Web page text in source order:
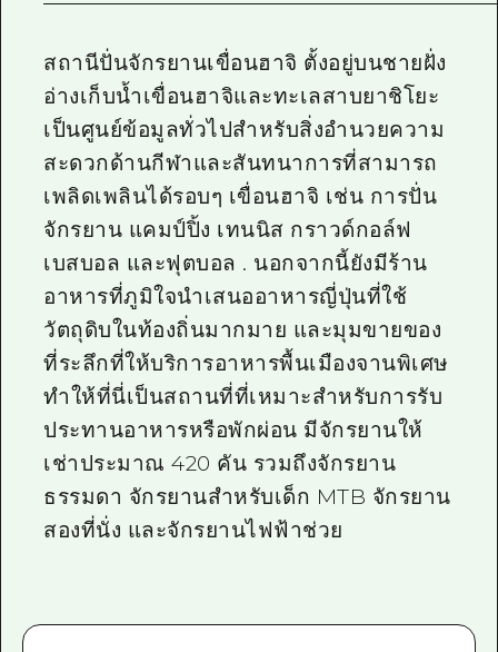
สถานีปั่นจักรยานเขื่อนฮาจิ ตั้งอยู่บนชายฝั่ง
อ่างเก็บน้ำเขื่อนฮาจิและทะเลสาบยาชิโยะ
เป็นศูนย์ข้อมูลทั่วไปสำหรับสิ่งอำนวยความ
สะดวกด้านกีฬาและสันทนาการที่สามารถ
เพลิดเพลินได้รอบๆ เขื่อนฮาจิ เช่น การปั่น
จักรยาน แคมป์ปิ้ง เทนนิส กราวด์กอล์ฟ
เบสบอล และฟุตบอล . นอกจากนี้ยังมีร้าน
อาหารที่ภูมิใจนำเสนออาหารญี่ปุ่นที่ใช้
วัตถุดิบในท้องถิ่นมากมาย และมุมขายของ
ที่ระลึกที่ให้บริการอาหารพื้นเมืองจานพิเศษ
ทำให้ที่นี่เป็นสถานที่ที่เหมาะสำหรับการรับ
ประทานอาหารหรือพักผ่อน มีจักรยานให้
เช่าประมาณ 420 คัน รวมถึงจักรยาน
ธรรมดา จักรยานสำหรับเด็ก MTB จักรยาน
สองที่นั่ง และจักรยานไฟฟ้าช่วย